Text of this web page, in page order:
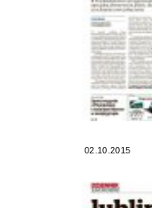
02.10.2015